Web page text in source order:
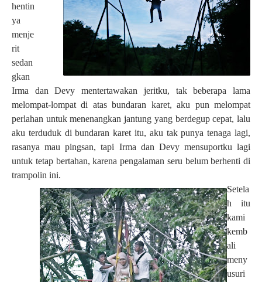
hentin
ya
menje
rit
sedan
gkan
Irma dan Devy mentertawakan jeritku, tak beberapa lama
melompat-lompat di atas bundaran karet, aku pun melompat
perlahan untuk menenangkan jantung yang berdegup cepat, lalu
aku terduduk di bundaran karet itu, aku tak punya tenaga lagi,
rasanya mau pingsan, tapi Irma dan Devy mensuportku lagi
untuk tetap bertahan, karena pengalaman seru belum berhenti di
trampolin ini.
Setela
h itu
kami
kemb
ali
meny
usuri